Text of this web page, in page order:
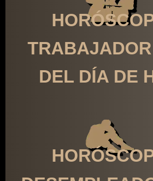
DEL DÍA DE